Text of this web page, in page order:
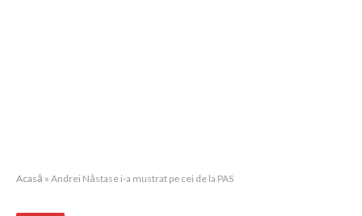
Acasă » Andrei Năstase i-a mustrat pe cei de la PAS